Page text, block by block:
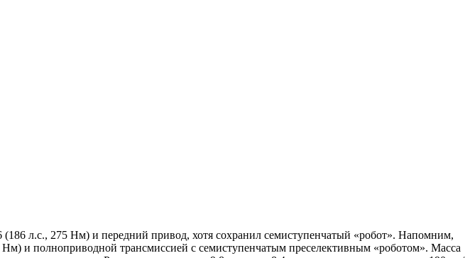
л.с., 275 Нм) и передний привод, хотя сохранил семиступенчатый «робот». Напомним,
Нм) и полноприводной трансмиссией с семиступенчатым преселективным «роботом». Масса